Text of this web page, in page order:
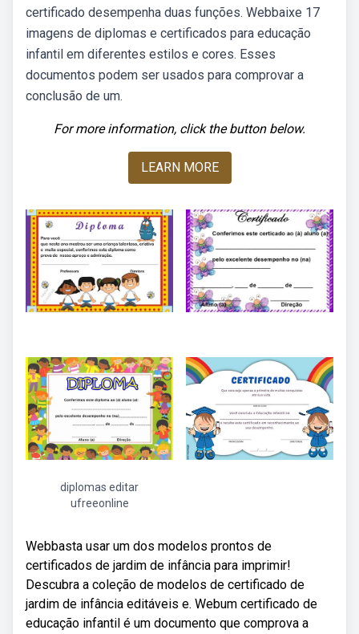
certificado desempenha duas funções. Webbaixe 17
imagens de diplomas e certificados para educação
infantil em diferentes estilos e cores. Esses
documentos podem ser usados para comprovar a
conclusão de um.
For more information, click the button below.
LEARN MORE
diplomas editar
ufreeonline
Webbasta usar um dos modelos prontos de
certificados de jardim de infância para imprimir!
Descubra a coleção de modelos de certificado de
jardim de infância editáveis e. Webum certificado de
educação infantil é um documento que comprova a